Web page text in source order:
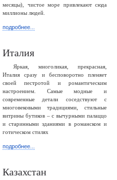
месяцы), чистое море привлекают сюда
миллионы людей.
подробнее...
Италия
Яркая, многоликая, прекрасная,
Италия сразу и бесповоротно пленяет
своей пестротой и романтическим
настроением. Самые модные и
современные детали соседствуют с
многовековыми традициями, стильные
витрины бутиков – с вычурными палаццо
и старинными зданиями в романском и
готическом стилях
подробнее...
Казахстан